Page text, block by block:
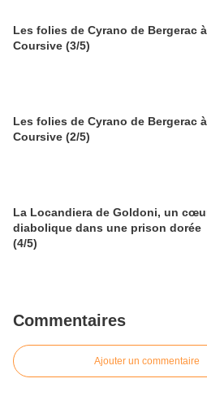
Les folies de Cyrano de Bergerac
Coursive (3/5)
Les folies de Cyrano de Bergerac
Coursive (2/5)
La Locandiera de Goldoni, un
diabolique dans une prison dorée
(4/5)
Commentaires
Ajouter un commentaire